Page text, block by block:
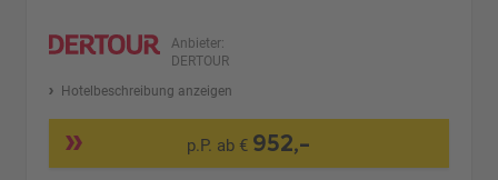
Anbieter:
DERTOUR
Hotelbeschreibung anzeigen
p.P. ab € 952,-